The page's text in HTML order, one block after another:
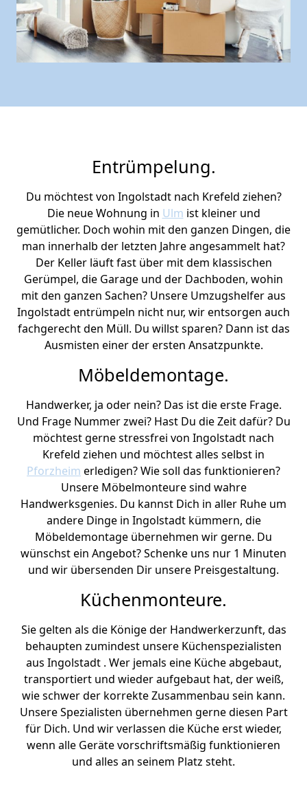
Entrümpelung.
Du möchtest von Ingolstadt nach Krefeld ziehen?
Die neue Wohnung in Ulm ist kleiner und
gemütlicher. Doch wohin mit den ganzen Dingen, die
man innerhalb der letzten Jahre angesammelt hat?
Der Keller läuft fast über mit dem klassischen
Gerümpel, die Garage und der Dachboden, wohin
mit den ganzen Sachen? Unsere Umzugshelfer aus
Ingolstadt entrümpeln nicht nur, wir entsorgen auch
fachgerecht den Müll. Du willst sparen? Dann ist das
Ausmisten einer der ersten Ansatzpunkte.
Möbeldemontage.
Handwerker, ja oder nein? Das ist die erste Frage.
Und Frage Nummer zwei? Hast Du die Zeit dafür? Du
möchtest gerne stressfrei von Ingolstadt nach
Krefeld ziehen und möchtest alles selbst in
Pforzheim erledigen? Wie soll das funktionieren?
Unsere Möbelmonteure sind wahre
Handwerksgenies. Du kannst Dich in aller Ruhe um
andere Dinge in Ingolstadt kümmern, die
Möbeldemontage übernehmen wir gerne. Du
wünschst ein Angebot? Schenke uns nur 1 Minuten
und wir übersenden Dir unsere Preisgestaltung.
Küchenmonteure.
Sie gelten als die Könige der Handwerkerzunft, das
behaupten zumindest unsere Küchenspezialisten
aus Ingolstadt . Wer jemals eine Küche abgebaut,
transportiert und wieder aufgebaut hat, der weiß,
wie schwer der korrekte Zusammenbau sein kann.
Unsere Spezialisten übernehmen gerne diesen Part
für Dich. Und wir verlassen die Küche erst wieder,
wenn alle Geräte vorschriftsmäßig funktionieren
und alles an seinem Platz steht.